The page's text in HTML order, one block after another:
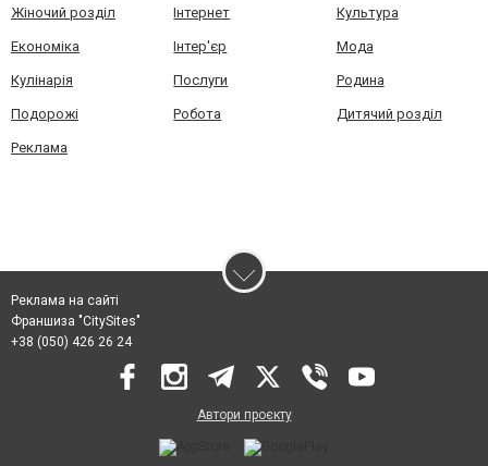
Жіночий розділ Інтернет Культура
Економіка Інтер'єр Мода
Кулінарія Послуги Родина
Подорожі Робота Дитячий розділ
Реклама
Реклама на сайті
Франшиза "CitySites"
+38 (050) 426 26 24
Автори проєкту